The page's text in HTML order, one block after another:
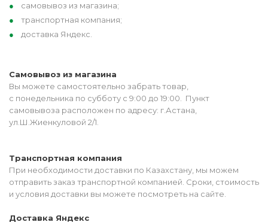
самовывоз из магазина;
транспортная компания;
доставка Яндекс.
Самовывоз из магазина
Вы можете самостоятельно забрать товар,
с понедельника по субботу с 9:00 до 19:00. Пункт
самовывоза расположен по адресу: г.Астана,
ул.Ш.Жиенкуловой 2/1.
Транспортная компания
При необходимости доставки по Казахстану, мы можем
отправить заказ транспортной компанией. Сроки, стоимость
и условия доставки вы можете посмотреть на сайте.
Доставка Яндекс